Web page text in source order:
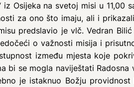
Osijeka na svetoj misi u 11,00
za ono što imaju, ali i
predslavio je vlč. Vedran
o važnosti misija i
između mjesta koje
se mogla naviještati Radosna
je istaknuo Božju